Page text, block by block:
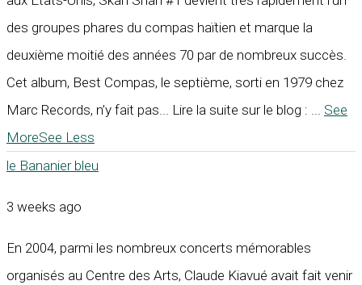
des groupes phares du compas haïtien et marque la
deuxième moitié des années 70 par de nombreux succès.
Cet album, Best Compas, le septième, sorti en 1979 chez
Marc Records, n’y fait pas... Lire la suite sur le blog : ... See
MoreSee Less
le Bananier bleu
3 weeks ago
En 2004, parmi les nombreux concerts mémorables
organisés au Centre des Arts, Claude Kiavué avait fait venir